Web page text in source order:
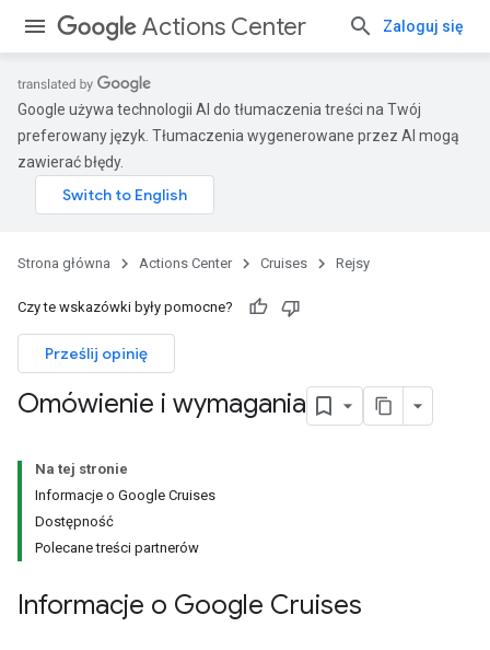
Actions Center Zaloguj się
Google używa technologii AI do tłumaczenia treści na Twój
preferowany język. Tłumaczenia wygenerowane przez AI mogą
zawierać błędy.
Strona główna Actions Center Cruises Rejsy
Czy te wskazówki były pomocne?
Prześlij opinię
Omówienie i wymagania
Na tej stronie
Informacje o Google Cruises
Dostępność
Polecane treści partnerów
Informacje o Google Cruises